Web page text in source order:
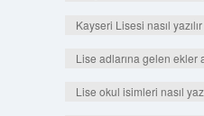
Kayseri Lisesi nasıl yazılır
Lise adlarına gelen ekler
Lise okul isimleri nasıl